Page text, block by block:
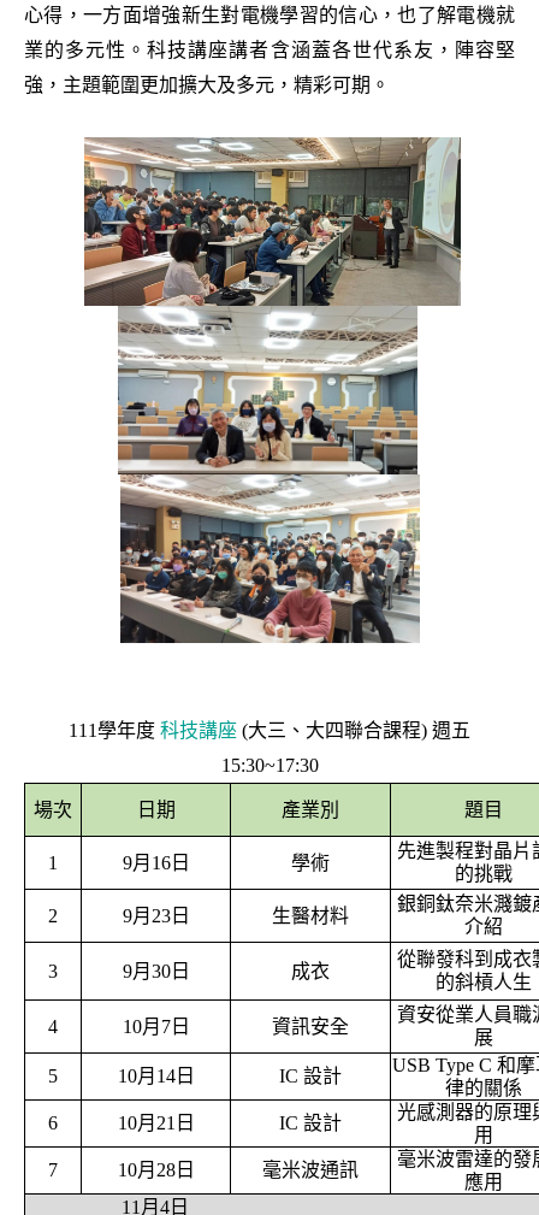
心得，一方面增強新生對電機學習的信心，也了解電機就
業的多元性。科技講座講者含涵蓋各世代系友，陣容堅
強，主題範圍更加擴大及多元，精彩可期。
111學年度 科技講座 (大三、大四聯合課程) 週五
15:30~17:30
場次 日期 產業別 題目
1 9月16日 學術
先進製程對晶片
的挑戰
2 9月23日 生醫材料
銀銅鈦奈米濺鍍
介紹
3 9月30日 成衣
從聯發科到成衣
的斜槓人生
4 10月7日 資訊安全
資安從業人員職
展
5
10月14日 IC 設計
USB Type C 和
律的關係
6
10月21日 IC 設計
光感測器的原理
用
7
10月28日 毫米波通訊
毫米波雷達的發
應用
11月4日